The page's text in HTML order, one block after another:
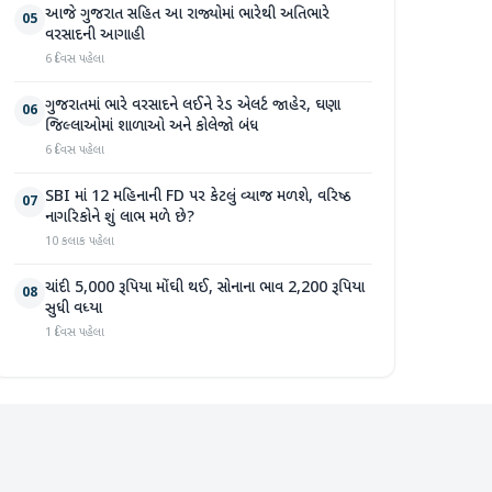
05 આજે ગુજરાત સહિત આ રાજ્યોમાં ભારેથી અતિભારે
વરસાદની આગાહી
6 દિવસ પહેલા
06 ગુજરાતમાં ભારે વરસાદને લઈને રેડ એલર્ટ જાહેર, ઘણા
જિલ્લાઓમાં શાળાઓ અને કોલેજો બંધ
6 દિવસ પહેલા
07 SBI માં 12 મહિનાની FD પર કેટલું વ્યાજ મળશે, વરિષ્ઠ
નાગરિકોને શું લાભ મળે છે?
10 કલાક પહેલા
08 ચાંદી 5,000 રૂપિયા મોંઘી થઈ, સોનાના ભાવ 2,200 રૂપિયા
સુધી વધ્યા
1 દિવસ પહેલા